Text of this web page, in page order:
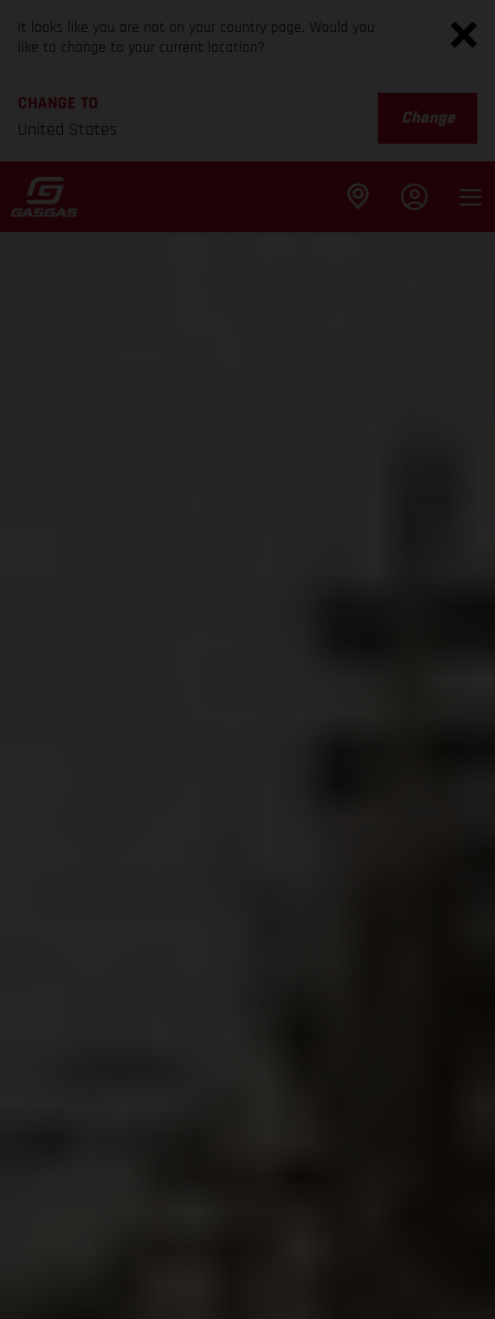
It looks like you are not on your country page. Would you
like to change to your current location?
CHANGE TO
United States
Change